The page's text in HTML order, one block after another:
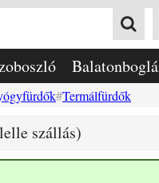
Termálfürdők
szállás)